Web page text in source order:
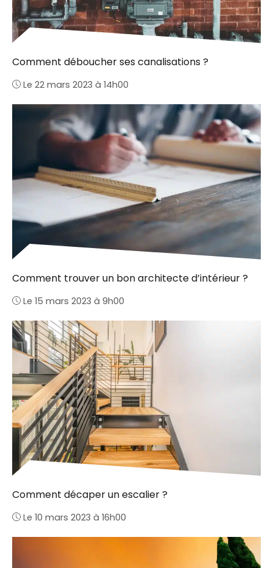
Comment déboucher ses canalisations ?
Le 22 mars 2023 à 14h00
Comment trouver un bon architecte d’intérieur ?
Le 15 mars 2023 à 9h00
Comment décaper un escalier ?
Le 10 mars 2023 à 16h00